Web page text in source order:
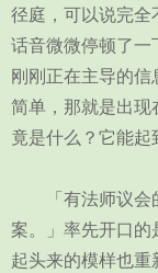
径庭，可以说完全
话音微微停顿了一
刚刚正在主导的信
简单，那就是出现
竟是什么？它能起
「有法师议会的
案。」率先开口的
起头来的模样也重